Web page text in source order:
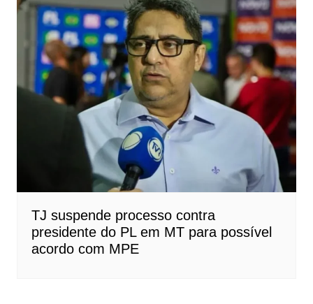
TJ suspende processo contra
presidente do PL em MT para possível
acordo com MPE